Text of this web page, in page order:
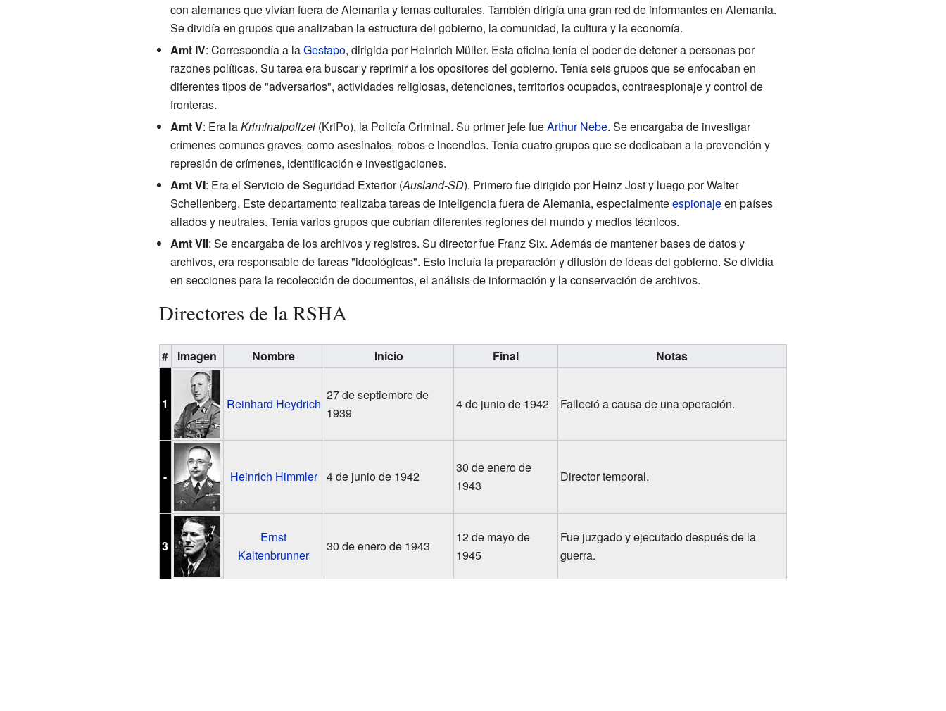
con alemanes que vivían fuera de Alemania y temas culturales. También dirigía una gran red de informantes en Alemania.
Se dividía en grupos que analizaban la estructura del gobierno, la comunidad, la cultura y la economía.
Amt IV: Correspondía a laGestapo, dirigida por Heinrich Müller. Esta oficina tenía el poder de detener a personas por
razones políticas. Su tarea era buscar y reprimir a los opositores del gobierno. Tenía seis grupos que se enfocaban en
diferentes tipos de "adversarios", actividades religiosas, detenciones, territorios ocupados, contraespionaje y control de
fronteras.
Amt V: Era laKriminalpolizei(KriPo), la Policía Criminal. Su primer jefe fueArthur Nebe. Se encargaba de investigar
crímenes comunes graves, como asesinatos, robos e incendios. Tenía cuatro grupos que se dedicaban a la prevención y
represión de crímenes, identificación e investigaciones.
Amt VI: Era el Servicio de Seguridad Exterior (Ausland-SD). Primero fue dirigido por Heinz Jost y luego por Walter
Schellenberg. Este departamento realizaba tareas de inteligencia fuera de Alemania, especialmenteespionajeen países
aliados y neutrales. Tenía varios grupos que cubrían diferentes regiones del mundo y medios técnicos.
Amt VII: Se encargaba de los archivos y registros. Su director fue Franz Six. Además de mantener bases de datos y
archivos, era responsable de tareas "ideológicas". Esto incluía la preparación y difusión de ideas del gobierno. Se dividía
en secciones para la recolección de documentos, el análisis de información y la conservación de archivos.
Directores de la RSHA
# Imagen Nombre Inicio Final Notas
1 Reinhard Heydrich
27 de septiembre de
1939
4 de junio de 1942 Falleció a causa de una operación.
- Heinrich Himmler 4 de junio de 1942
30 de enero de
1943
Director temporal.
3
Ernst
Kaltenbrunner
30 de enero de 1943
12 de mayo de
1945
Fue juzgado y ejecutado después de la
guerra.